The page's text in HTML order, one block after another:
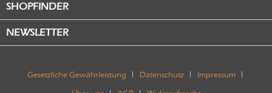
SHOPFINDER
NEWSLETTER
Gesetzliche Gewährleistung Datenschutz Impressum